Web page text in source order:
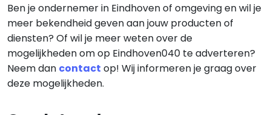
Ben je ondernemer in Eindhoven of omgeving en wil je
meer bekendheid geven aan jouw producten of
diensten? Of wil je meer weten over de
mogelijkheden om op Eindhoven040 te adverteren?
Neem dan contact op! Wij informeren je graag over
deze mogelijkheden.